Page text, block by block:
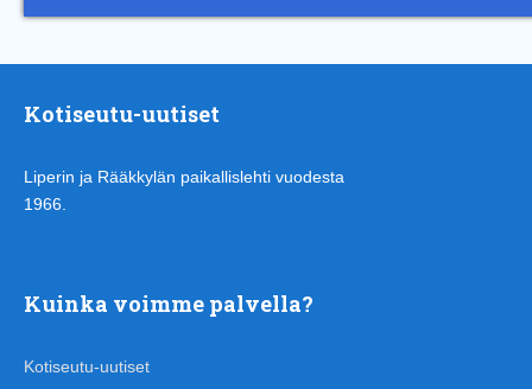
Kotiseutu-uutiset
Liperin ja Rääkkylän paikallislehti vuodesta
1966.
Kuinka voimme palvella?
Kotiseutu-uutiset